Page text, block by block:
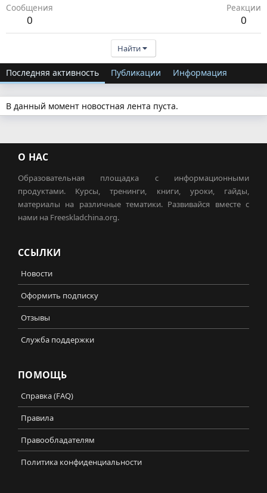
Сообщения
0
Реакции
0
Найти
Последняя активность Публикации Информация
В данный момент новостная лента пуста.
О НАС
Образовательная площадка с информационными
продуктами. Курсы, тренинги, книги, уроки, гайды,
материалы на различные тематики. Развивайся вместе с
нами на Freeskladchina.org.
ССЫЛКИ
Новости
Оформить подписку
Отзывы
Служба поддержки
ПОМОЩЬ
Справка (FAQ)
Правила
Правообладателям
Политика конфиденциальности